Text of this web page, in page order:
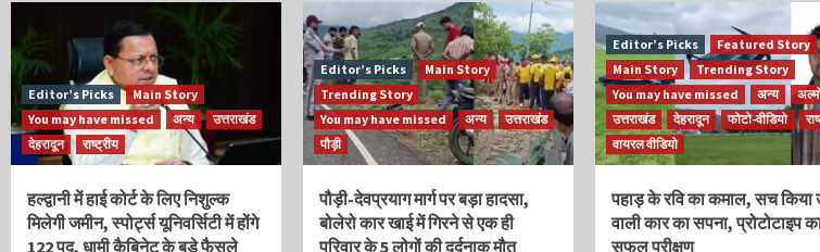
Editor’s Picks
Main Story
You may have missed
अन्य
उत्तराखंड
देहरादून
राष्ट्रीय
हल्द्वानी में हाई कोर्ट के लिए निशुल्क
मिलेगी जमीन, स्पोर्ट्स यूनिवर्सिटी में होंगे
122 पद, धामी कैबिनेट के बड़े फैसले
Editor’s Picks
Main Story
Trending Story
You may have missed
अन्य
उत्तराखंड
पौड़ी
पौड़ी-देवप्रयाग मार्ग पर बड़ा हादसा,
बोलेरो कार खाई में गिरने से एक ही
परिवार के 5 लोगों की दर्दनाक मौत
Editor’s Picks
Featured Story
Main Story
Trending Story
You may have missed
अन्य
उत्तराखंड
देहरादून फोटो-वीडियो
वायरल वीडियो
पहाड़ के रवि का कमाल, सच किया
वाली कार का सपना, प्रोटोटाइप
सफल परीक्षण